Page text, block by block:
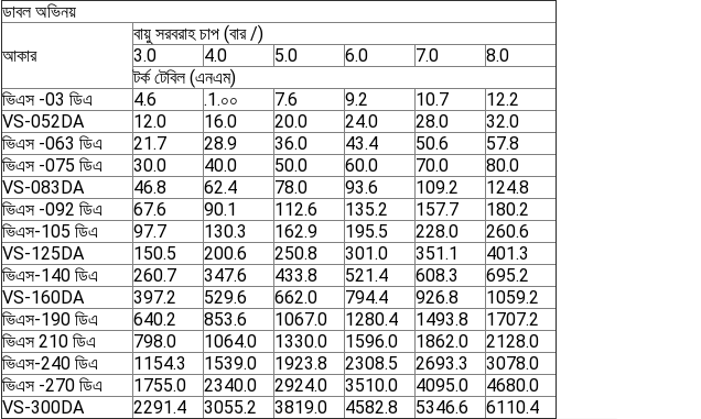
ডাবল অভিনয়
আকার
বায়ু সরবরাহ চাপ (বার /)
3.0
4.0 5.0 6.0 7.0
8.0
টর্ক টেবিল (এনএম)
ভিএস -03 ডিএ
4.6 .1.০০ 7.6 9.2 10.7
12.2
VS-052DA
12.0 16.0 20.0 24.0 28.0
32.0
ভিএস -063 ডিএ
21.7 28.9 36.0 43.4 50.6
57.8
ভিএস -075 ডিএ
30.0 40.0 50.0 60.0 70.0
80.0
VS-083DA
46.8 62.4 78.0 93.6 109.2
124.8
ভিএস -092 ডিএ
67.6 90.1 112.6 135.2 157.7
180.2
ভিএস-105 ডিএ
97.7 130.3 162.9 195.5 228.0
260.6
VS-125DA
150.5 200.6 250.8 301.0 351.1
401.3
ভিএস-140 ডিএ
260.7 347.6 433.8 521.4 608.3
695.2
VS-160DA
397.2 529.6 662.0 794.4 926.8
1059.2
ভিএস-190 ডিএ
640.2 853.6 1067.0 1280.4 1493.8
1707.2
ভিএস 210 ডিএ
798.0 1064.0 1330.0 1596.0 1862.0
2128.0
ভিএস-240 ডিএ
1154.3 1539.0 1923.8 2308.5 2693.3
3078.0
ভিএস -270 ডিএ
1755.0 2340.0 2924.0 3510.0 4095.0
4680.0
VS-300DA
2291.4 3055.2 3819.0 4582.8 5346.6
6110.4